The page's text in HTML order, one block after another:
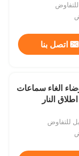
اتصل بنا
الغاء سماعات
النار